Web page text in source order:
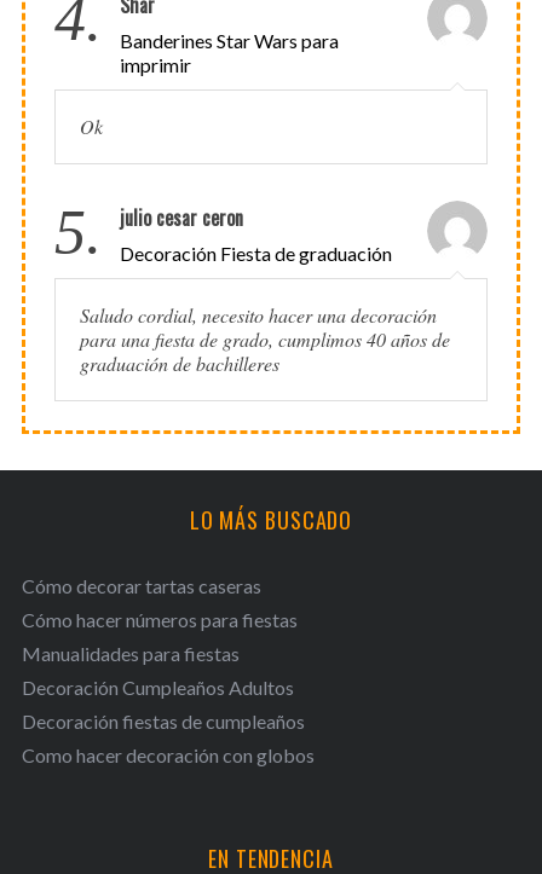
4.
Banderines Star Wars para
imprimir
Ok
5. julio cesar ceron
Decoración Fiesta de graduación
Saludo cordial, necesito hacer una decoración
para una fiesta de grado, cumplimos 40 años de
graduación de bachilleres
LO MÁS BUSCADO
Cómo decorar tartas caseras
Cómo hacer números para fiestas
Manualidades para fiestas
Decoración Cumpleaños Adultos
Decoración fiestas de cumpleaños
Como hacer decoración con globos
EN TENDENCIA